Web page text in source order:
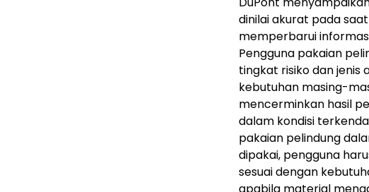
dinilai akurat pada
memperbarui
Pengguna pakaian
tingkat risiko dan jenis
kebutuhan masing-
mencerminkan hasil
dalam kondisi
pakaian pelindung
dipakai, pengguna
sesuai dengan
apabila material